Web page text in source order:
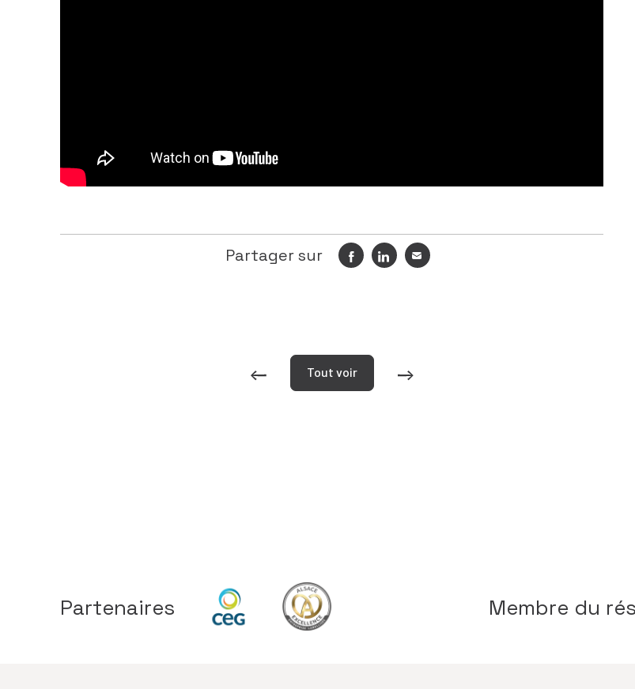
Partager sur
Tout voir
Partenaires Membre du